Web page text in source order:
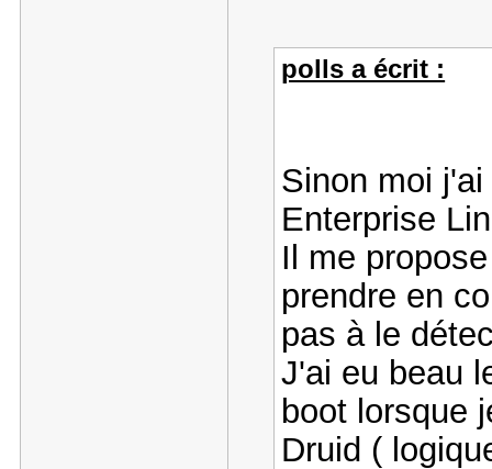
polls a écrit :
Sinon moi
Enterprise
Il me
prendre en
pas à le
J'ai eu beau
boot lorsque
Druid (